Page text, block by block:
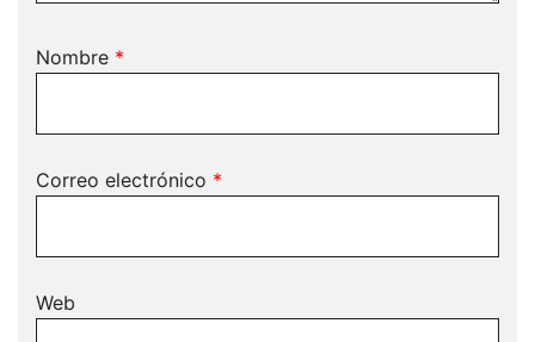
Nombre *
Correo electrónico *
Web